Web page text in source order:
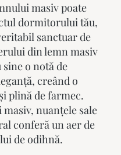
masiv poate
dormitorului tău,
sanctuar de
din lemn masiv
o notă de
creând o
plină de farmec.
nuanțele sale
conferă un aer de
de odihnă.